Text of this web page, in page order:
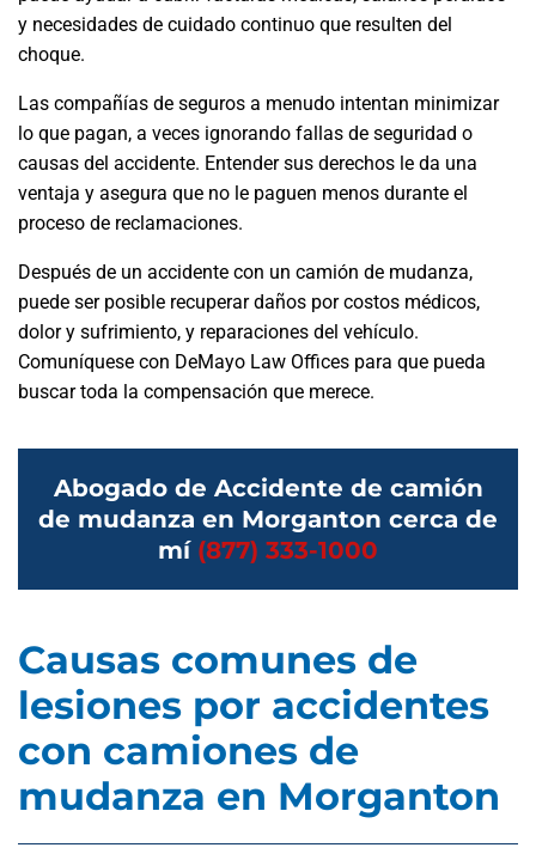
y necesidades de cuidado continuo que resulten del
choque.
Las compañías de seguros a menudo intentan minimizar
lo que pagan, a veces ignorando fallas de seguridad o
causas del accidente. Entender sus derechos le da una
ventaja y asegura que no le paguen menos durante el
proceso de reclamaciones.
Después de un accidente con un camión de mudanza,
puede ser posible recuperar daños por costos médicos,
dolor y sufrimiento, y reparaciones del vehículo.
Comuníquese con DeMayo Law Offices para que pueda
buscar toda la compensación que merece.
Abogado de Accidente de camión
de mudanza en Morganton cerca de
mí (877) 333-1000
Causas comunes de
lesiones por accidentes
con camiones de
mudanza en Morganton